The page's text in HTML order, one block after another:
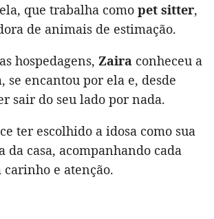
que trabalha como pet sitter,
de animais de estimação.
hospedagens, Zaira conheceu a
, se encantou por ela e, desde
sair do seu lado por nada.
ter escolhido a idosa como sua
da casa, acompanhando cada
e atenção.